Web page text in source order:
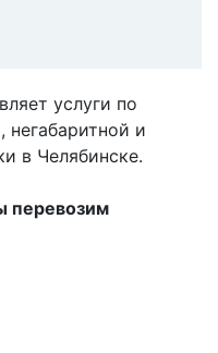
услуги по
негабаритной и
в Челябинске.
перевозим